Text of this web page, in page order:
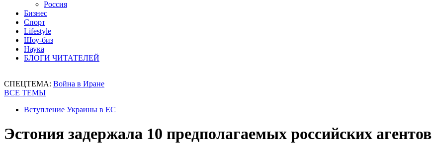
Россия
Бизнес
Спорт
Lifestyle
Шоу-биз
Наука
БЛОГИ ЧИТАТЕЛЕЙ
СПЕЦТЕМА: Война в Иране
ВСЕ ТЕМЫ
Вступление Украины в ЕС
Эстония задержала 10 предполагаемых российских агентов